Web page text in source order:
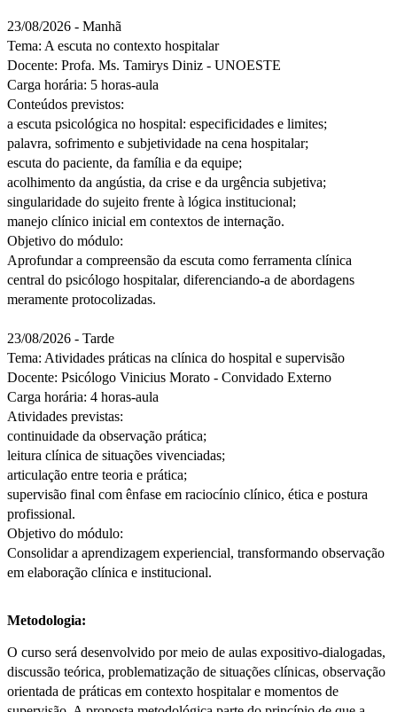
23/08/2026 - Manhã
Tema: A escuta no contexto hospitalar
Docente: Profa. Ms. Tamirys Diniz - UNOESTE
Carga horária: 5 horas-aula
Conteúdos previstos:
a escuta psicológica no hospital: especificidades e limites;
palavra, sofrimento e subjetividade na cena hospitalar;
escuta do paciente, da família e da equipe;
acolhimento da angústia, da crise e da urgência subjetiva;
singularidade do sujeito frente à lógica institucional;
manejo clínico inicial em contextos de internação.
Objetivo do módulo:
Aprofundar a compreensão da escuta como ferramenta clínica
central do psicólogo hospitalar, diferenciando-a de abordagens
meramente protocolizadas.
23/08/2026 - Tarde
Tema: Atividades práticas na clínica do hospital e supervisão
Docente: Psicólogo Vinicius Morato - Convidado Externo
Carga horária: 4 horas-aula
Atividades previstas:
continuidade da observação prática;
leitura clínica de situações vivenciadas;
articulação entre teoria e prática;
supervisão final com ênfase em raciocínio clínico, ética e postura
profissional.
Objetivo do módulo:
Consolidar a aprendizagem experiencial, transformando observação
em elaboração clínica e institucional.
Metodologia:
O curso será desenvolvido por meio de aulas expositivo-dialogadas,
discussão teórica, problematização de situações clínicas, observação
orientada de práticas em contexto hospitalar e momentos de